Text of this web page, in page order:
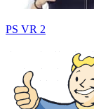
PS VR 2